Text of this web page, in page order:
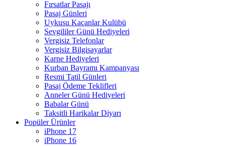
Fırsatlar Pasajı
Pasaj Günleri
Uykusu Kaçanlar Kulübü
Sevgililer Günü Hediyeleri
Vergisiz Telefonlar
Vergisiz Bilgisayarlar
Karne Hediyeleri
Kurban Bayramı Kampanyası
Resmi Tatil Günleri
Pasaj Ödeme Teklifleri
Anneler Günü Hediyeleri
Babalar Günü
Taksitli Harikalar Diyarı
Popüler Ürünler
iPhone 17
iPhone 16